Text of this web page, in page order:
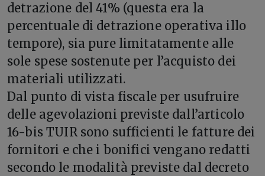
detrazione del 41% (questa era la
percentuale di detrazione operativa illo
tempore), sia pure limitatamente alle
sole spese sostenute per l’acquisto dei
materiali utilizzati.
Dal punto di vista fiscale per usufruire
delle agevolazioni previste dall’articolo
16-bis TUIR sono sufficienti le fatture dei
fornitori e che i bonifici vengano redatti
secondo le modalità previste dal decreto